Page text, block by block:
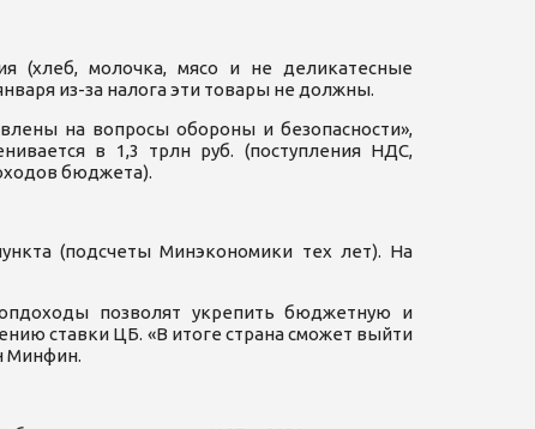
(хлеб, молочка, мясо и не деликатесные
из-за налога эти товары не должны.
на вопросы обороны и безопасности»,
в 1,3 трлн руб. (поступления НДС,
бюджета).
(подсчеты Минэкономики тех лет). На
позволят укрепить бюджетную и
ставки ЦБ. «В итоге страна сможет выйти
Минфин.